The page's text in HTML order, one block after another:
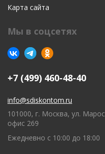
Карта сайта
Мы в соцсетях
+7 (499) 460-48-40
info@sdiskontom.ru
101000, г. Москва, ул.
офис 269
Ежедневно с 10:00 до 18:00